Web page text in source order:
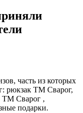
часть из которых
рюкзак ТМ Сварог,
ТМ Сварог ,
подарки.